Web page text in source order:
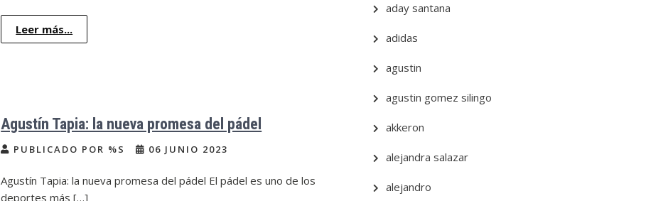
Leer más...
Agustín Tapia: la nueva promesa del pádel
PUBLICADO POR %S 06 JUNIO 2023
Agustín Tapia: la nueva promesa del pádel El pádel es uno de los
deportes más […]
aday santana
adidas
agustin
agustin gomez silingo
akkeron
alejandra salazar
alejandro